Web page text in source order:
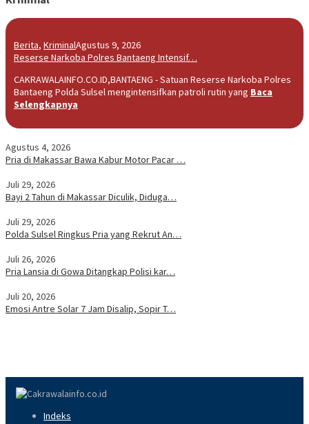
Berita, KriminalAgustus 9, 2026
Reserse Narkoba Polres Bantaeng Intensif…
CAKRAWALAINFO.CO.ID,BANTAENG - Satuan Reserse Narkoba Polres
Bantaeng Polda Sulsel mengintensifkan patroli rutin yang Baca
Selengkapnya
Agustus 4, 2026
Pria di Makassar Bawa Kabur Motor Pacar …
Juli 29, 2026
Bayi 2 Tahun di Makassar Diculik, Diduga…
Juli 29, 2026
Polda Sulsel Ringkus Pria yang Rekrut An…
Juli 26, 2026
Pria Lansia di Gowa Ditangkap Polisi kar…
Juli 20, 2026
Emosi Antre Solar 7 Jam Disalip, Sopir T…
Indeks